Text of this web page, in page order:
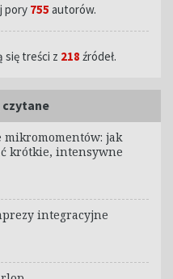
pory 755 autorów.
się treści z 218 źródeł.
czytane
mikromomentów: jak
krótkie, intensywne
integracyjne